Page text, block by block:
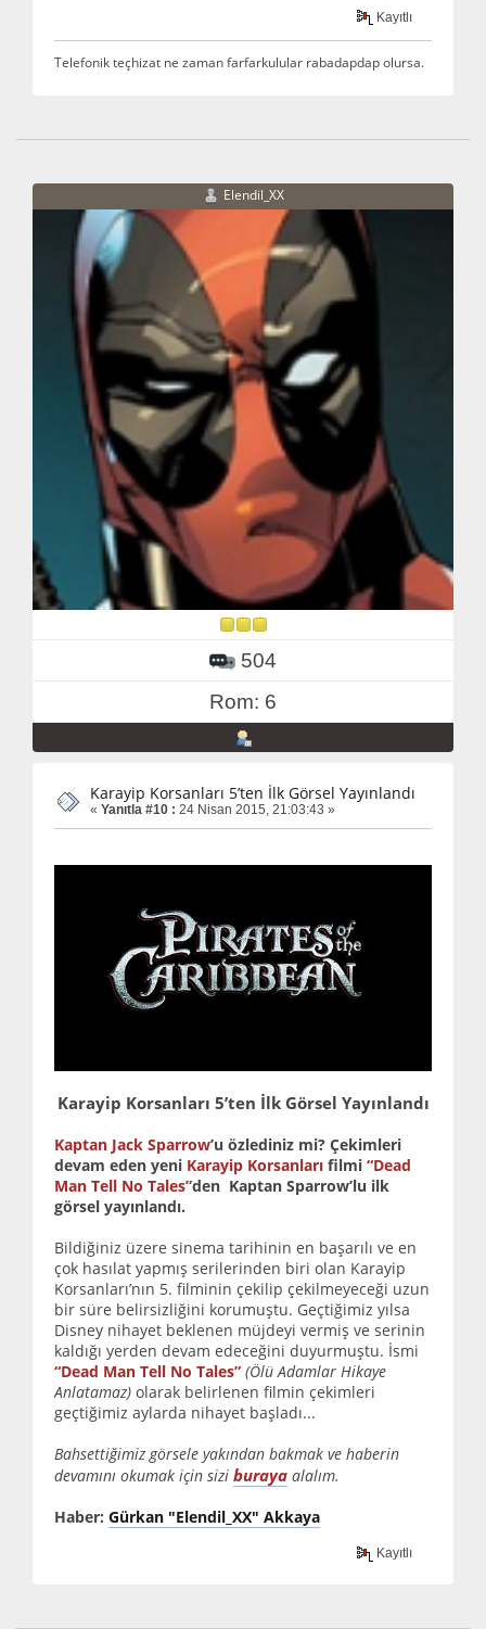
Kayıtlı
Telefonik teçhizat ne zaman farfarkulular rabadapdap olursa.
Elendil_XX
504
Rom: 6
Karayip Korsanları 5’ten İlk Görsel Yayınlandı
« Yanıtla #10 : 24 Nisan 2015, 21:03:43 »
Karayip Korsanları 5’ten İlk Görsel Yayınlandı
Kaptan Jack Sparrow’u özlediniz mi? Çekimleri
devam eden yeni Karayip Korsanları filmi “Dead
Man Tell No Tales”den Kaptan Sparrow’lu ilk
görsel yayınlandı.
Bildiğiniz üzere sinema tarihinin en başarılı ve en
çok hasılat yapmış serilerinden biri olan Karayip
Korsanları’nın 5. filminin çekilip çekilmeyeceği uzun
bir süre belirsizliğini korumuştu. Geçtiğimiz yılsa
Disney nihayet beklenen müjdeyi vermiş ve serinin
kaldığı yerden devam edeceğini duyurmuştu. İsmi
“Dead Man Tell No Tales” (Ölü Adamlar Hikaye
Anlatamaz) olarak belirlenen filmin çekimleri
geçtiğimiz aylarda nihayet başladı...
Bahsettiğimiz görsele yakından bakmak ve haberin
devamını okumak için sizi buraya alalım.
Haber: Gürkan "Elendil_XX" Akkaya
Kayıtlı